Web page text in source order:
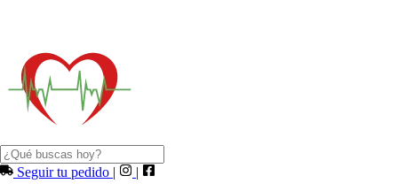
Seguir tu pedido | |